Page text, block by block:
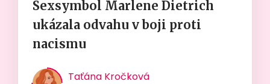
Sexsymbol Marlene Dietrich
ukázala odvahu v boji proti
nacismu
Taťána Kročková